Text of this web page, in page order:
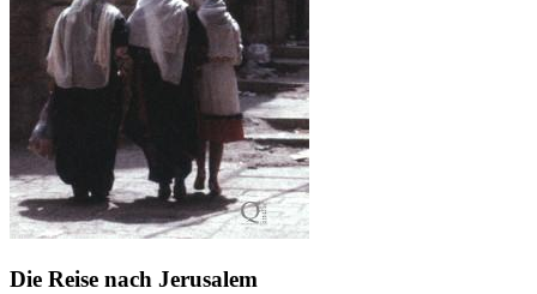
Die Reise nach Jerusalem